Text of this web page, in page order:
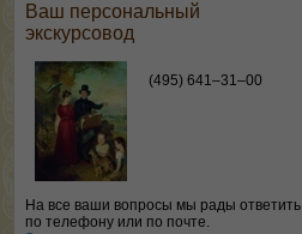
Ваш персональный
экскурсовод
(495) 641–31–00
На все ваши вопросы мы рады ответить
по телефону или по почте.